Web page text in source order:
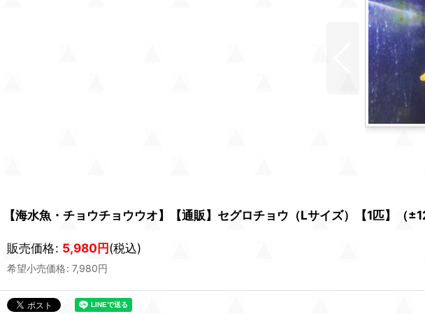
【海水魚・チョウチョウウオ】【通販】セグロチョウ（Lサイズ）【1匹】（
販売価格: 5,980円(税込)
希望小売価格: 7,980円